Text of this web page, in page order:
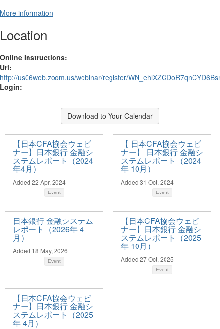
More information
Location
Online Instructions:
Url:
http://us06web.zoom.us/webinar/register/
Login:
Download to Your Calendar
【日本CFA協会ウェビ
ナー】日本銀行 金融シ
ステムレポート（2024
年4月）
Added 22 Apr, 2024
Event
【 日本CFA協会ウェビ
ナー】 日本銀行 金融シ
ステムレポート（2024
年 10月）
Added 31 Oct, 2024
Event
日本銀行 金融システム
レポート（2026年 4
月）
Added 18 May, 2026
Event
【日本CFA協会ウェビ
ナー】日本銀行 金融シ
ステムレポート（2025
年 10月）
Added 27 Oct, 2025
Event
【日本CFA協会ウェビ
ナー】日本銀行 金融シ
ステムレポート（2025
年 4月）